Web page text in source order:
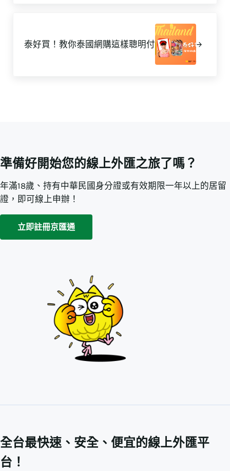
泰好買！教你泰國網購這樣聰明付
準備好開始您的線上外匯之旅了嗎？
年滿18歲、持有中華民國身分證或有效期限一年以上的居留
證，即可線上申辦！
立即註冊京匯通
全台最快速、安全、便宜的線上外匯平
台！